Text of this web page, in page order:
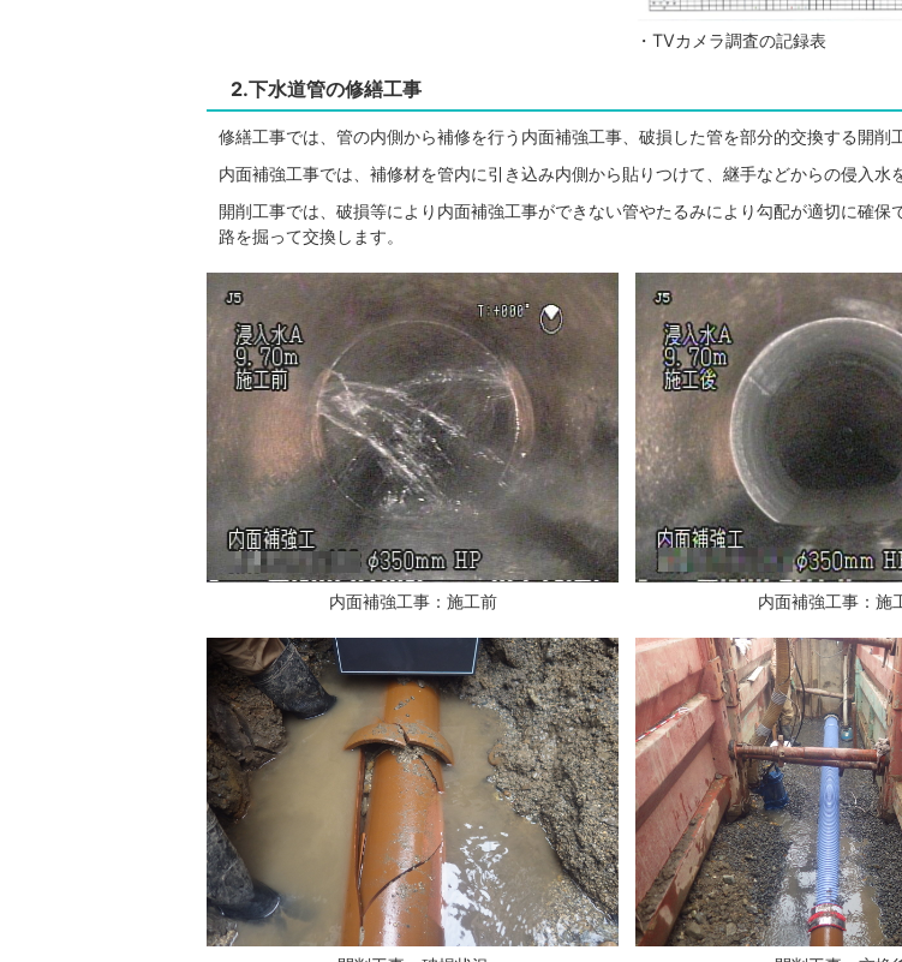
・TVカメラ調査の記録表
2.下水道管の修繕工事
修繕工事では、管の内側から補修を行う内面補強工事、破損した管を部分的交換する開削
内面補強工事では、補修材を管内に引き込み内側から貼りつけて、継手などからの侵入水
開削工事では、破損等により内面補強工事ができない管やたるみにより勾配が適切に確保
路を掘って交換します。
内面補強工事：施工前 内面補強工事：施